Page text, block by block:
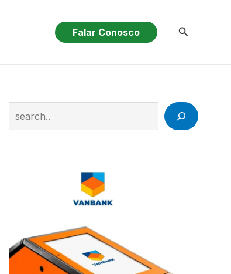
Falar Conosco Pesquisar